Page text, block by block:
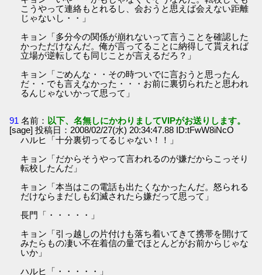
こうやって連絡もとれるし、会おうと思えば会えない距離
じゃないし・・」
キョン「多分今の関係が崩れないって言うことを確認した
かっただけなんだ。俺が言ってることに納得して貰えれば
立場が逆転しても同じことが言えるだろ？」
キョン「ごめんな・・その時ついでに言おうと思ったん
だ・・でも言えなかった・・・お前に裏切られたと思われ
るんじゃないかって思って」
91 名前： 以下、名無しにかわりましてVIPがお送りします。
[sage] 投稿日：2008/02/27(水) 20:34:47.88 ID:tFwW8iNcO
ハルヒ「十分裏切ってるじゃない！！」
キョン「だからそうやって言われるのが嫌だからこっそり
転校したんだ」
キョン「本当はこの電話も出たくなかったんだ。怒られる
だけならまだしも幻滅されたら嫌だって思って」
長門「・・・・・」
キョン「引っ越しの片付けも落ち着いてきて携帯を開けて
みたらもの凄い不在着信の量でほとんどがお前からじゃな
いか」
ハルヒ「・・・・・」